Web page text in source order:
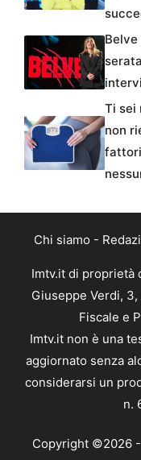
Ti sei
non
Chi siamo -
Imtv.it di proprietà
Giuseppe Verdi,
Fiscale e
Imtv.it non è una
aggiornato senza
considerarsi un
n.
Copyright ©2026